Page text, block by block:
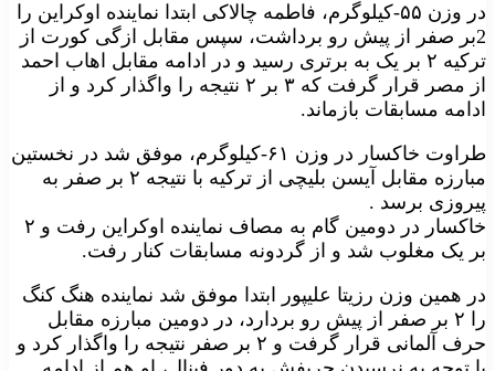
در وزن ۵۵-کیلوگرم، فاطمه چالاکی ابتدا نماینده اوکراین را
2بر صفر از پیش رو برداشت، سپس مقابل ازگی کورت از
ترکیه ۲ بر یک به برتری رسید و در ادامه مقابل اهاب احمد
از مصر قرار گرفت که ۳ بر ۲ نتیجه را واگذار کرد و از
ادامه مسابقات بازماند.
طراوت خاکسار در وزن ۶۱-کیلوگرم، موفق شد در نخستین
مبارزه مقابل آیسن بلیچی از ترکیه با نتیجه ۲ بر صفر به
پیروزی برسد .
خاکسار در دومین گام به مصاف نماینده اوکراین رفت و ۲
بر یک مغلوب شد و از گردونه مسابقات کنار رفت.
در همین وزن رزیتا علیپور ابتدا موفق شد نماینده هنگ کنگ
را ۲ بر صفر از پیش رو بردارد، در دومین مبارزه مقابل
حرف آلمانی قرار گرفت و ۲ بر صفر نتیجه را واگذار کرد و